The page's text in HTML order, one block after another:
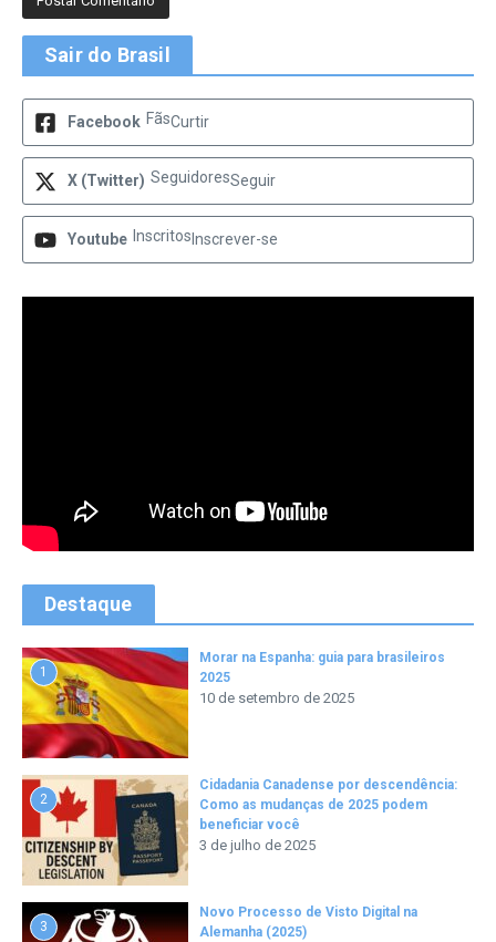
Sair do Brasil
Facebook FãsCurtir
X (Twitter) SeguidoresSeguir
Youtube Inscritos Inscrever-se
Destaque
1
Morar na Espanha: guia para brasileiros
2025
10 de setembro de 2025
2
Cidadania Canadense por descendência:
Como as mudanças de 2025 podem
beneficiar você
3 de julho de 2025
3
Novo Processo de Visto Digital na
Alemanha (2025)